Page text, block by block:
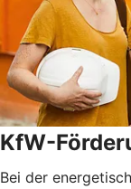
KfW-
Bei der